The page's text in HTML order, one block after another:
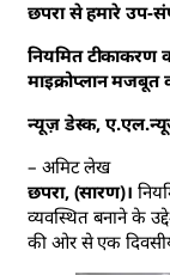
छपरा से हमारे उप-
नियमित टीकाकरण
माइक्रोप्लान मजबूत
न्यूज़ डेस्क,
– अमिट लेख
छपरा, (सारण)।
व्यवस्थित बनाने के
की ओर से एक